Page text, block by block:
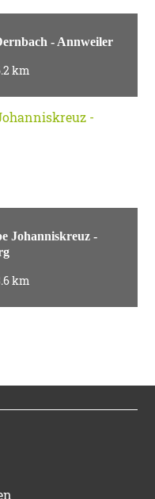
- Annweiler
km
Johanniskreuz -
km